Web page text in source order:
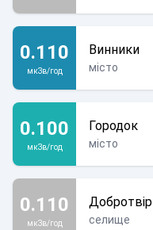
0.110
мкЗв/год
Винники
місто
0.100
мкЗв/год
Городок
місто
0.110
мкЗв/год
Добротвір
селище